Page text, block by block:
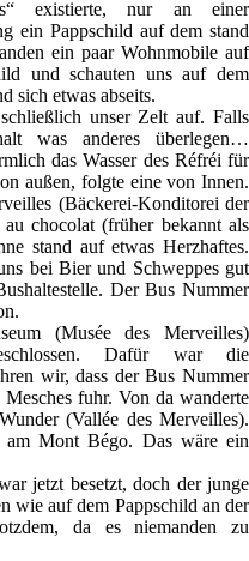
existierte, nur an einer
ein Pappschild auf dem stand
ein paar Wohnmobile auf
und schauten uns auf dem
sich etwas abseits.
unser Zelt auf. Falls
was anderes überlegen…
das Wasser des Réfréi für
außen, folgte eine von Innen.
(Bäckerei-Konditorei der
chocolat (früher bekannt als
stand auf etwas Herzhaftes.
bei Bier und Schweppes gut
Der Bus Nummer
(Musée des Merveilles)
Dafür war die
wir, dass der Bus Nummer
fuhr. Von da wanderte
(Vallée des Merveilles).
am Mont Bégo. Das wäre ein
jetzt besetzt, doch der junge
wie auf dem Pappschild an der
da es niemanden zu